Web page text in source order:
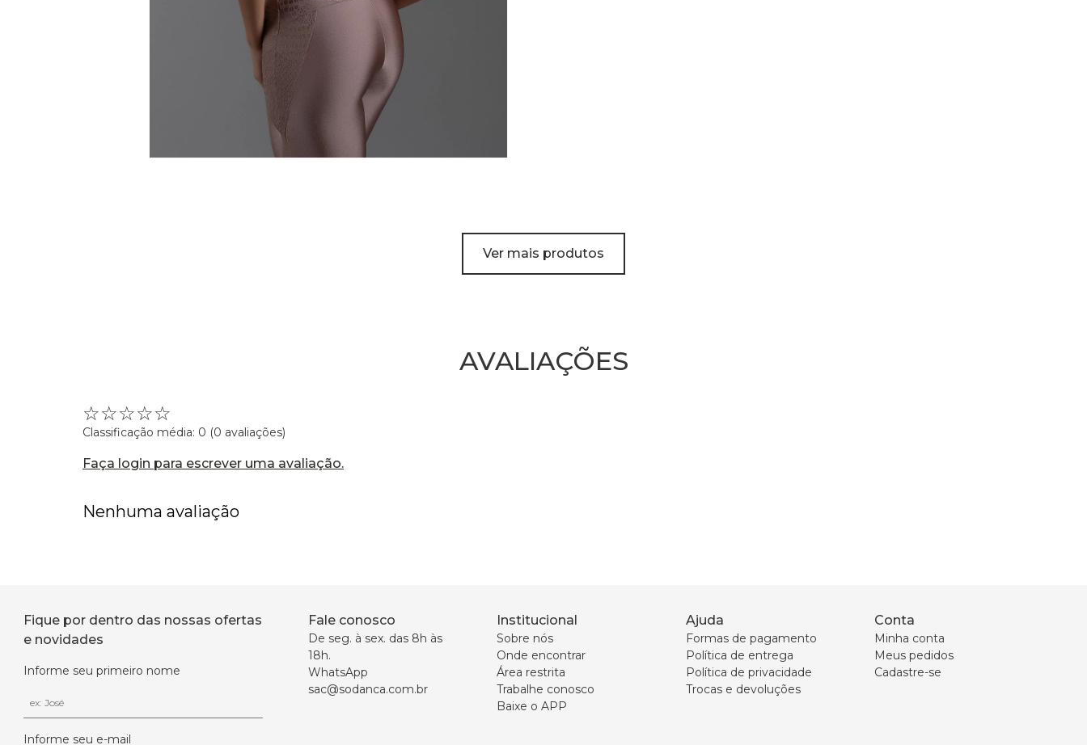
Ver mais produtos
AVALIAÇÕES
☆☆☆☆☆
Classificação média: 0 (0 avaliações)
Faça login para escrever uma avaliação.
Nenhuma avaliação
Fique por dentro das nossas ofertas
e novidades
Informe seu primeiro nome
Informe seu e-mail
Fale conosco
De seg. à sex. das 8h às
18h.
WhatsApp
sac@sodanca.com.br
Institucional
Sobre nós
Onde encontrar
Área restrita
Trabalhe conosco
Baixe o APP
Ajuda
Formas de pagamento
Política de entrega
Política de privacidade
Trocas e devoluções
Conta
Minha conta
Meus pedidos
Cadastre-se